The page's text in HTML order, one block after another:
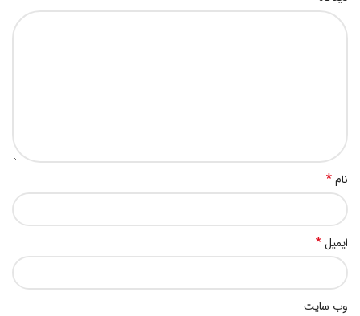
نام*
ایمیل*
وب‌ سایت